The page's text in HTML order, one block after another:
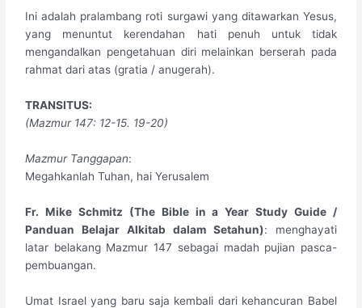
Ini adalah pralambang roti surgawi yang ditawarkan Yesus,
yang menuntut kerendahan hati penuh untuk tidak
mengandalkan pengetahuan diri melainkan berserah pada
rahmat dari atas (gratia / anugerah).
​TRANSITUS:
(Mazmur 147: 12-15. 19-20)
​Mazmur Tanggapan:
Megahkanlah Tuhan, hai Yerusalem
​Fr. Mike Schmitz (The Bible in a Year Study Guide /
Panduan Belajar Alkitab dalam Setahun): menghayati
latar belakang Mazmur 147 sebagai madah pujian pasca-
pembuangan.
Umat Israel yang baru saja kembali dari kehancuran Babel